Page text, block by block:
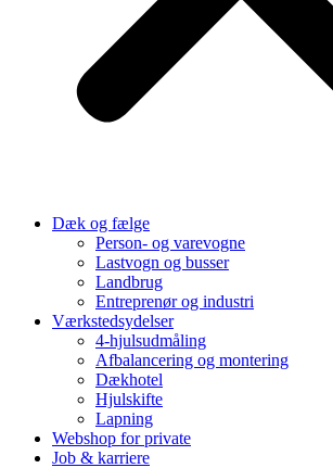
Dæk og fælge
Person- og varevogne
Lastvogn og busser
Landbrug
Entreprenør og industri
Værkstedsydelser
4-hjulsudmåling
Afbalancering og montering
Dækhotel
Hjulskifte
Lapning
Webshop for private
Job & karriere